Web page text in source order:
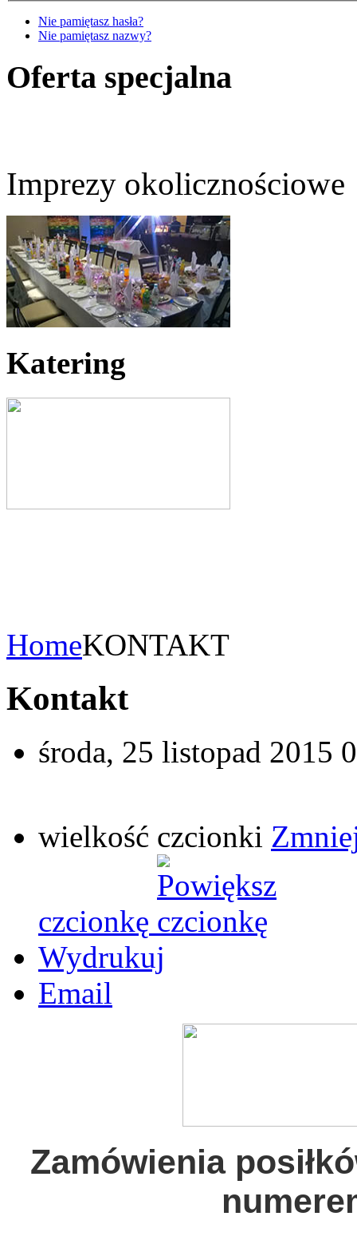
Nie pamiętasz hasła?
Nie pamiętasz nazwy?
Oferta specjalna
Imprezy okolicznościowe
Katering
HomeKONTAKT
Kontakt
środa, 25 listopad 2015
wielkość czcionki
czcionkę
Wydrukuj
Email
Zamówienia